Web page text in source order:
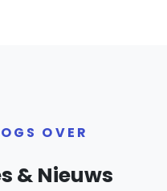
OVER
& Nieuws